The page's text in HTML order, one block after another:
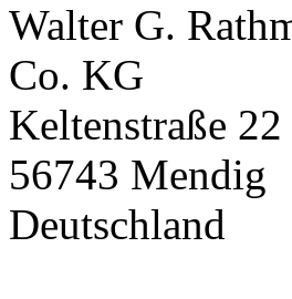
Walter G.
Co. KG
Keltenstraße 22
56743 Mendig
Deutschland